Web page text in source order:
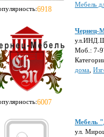
6918
Мебель
6007
Чернец-
Моб.: 7-
дома
Мебель
ул.